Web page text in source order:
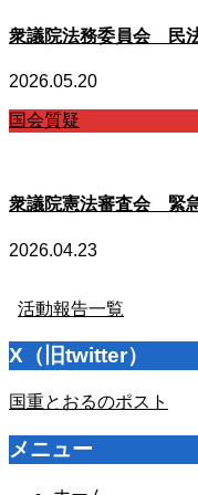
衆議院法務委員会 民
2026.05.20
国会質疑
衆議院憲法審査会 緊
2026.04.23
活動報告一覧
X（旧twitter）
国重とおるのポスト
メニュー